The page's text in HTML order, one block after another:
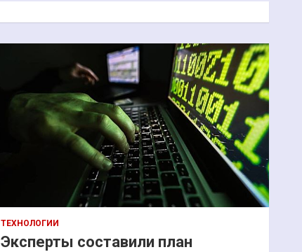
к
ТЕХНОЛОГИИ
Эксперты составили план